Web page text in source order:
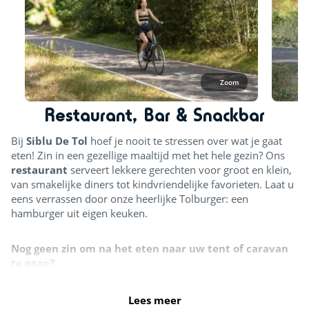
Zoom
Restaurant, Bar & Snackbar
Bij Siblu De Tol hoef je nooit te stressen over wat je gaat
eten! Zin in een gezellige maaltijd met het hele gezin? Ons
restaurant serveert lekkere gerechten voor groot en klein,
van smakelijke diners tot kindvriendelijke favorieten. Laat u
eens verrassen door onze heerlijke Tolburger: een
hamburger uit eigen keuken.
Nog geen zin om na het eten naar uw tent of caravan
te gaan?
Blijf na afloop lekker hangen in onze bar (Taveerne). Naast
Lees meer